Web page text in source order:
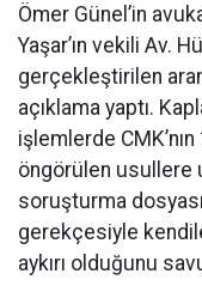
Ömer Günel’in
Yaşar’ın vekili Av.
gerçekleştirilen
açıklama yaptı.
işlemlerde
öngörülen usullere
soruşturma
gerekçesiyle
aykırı olduğunu